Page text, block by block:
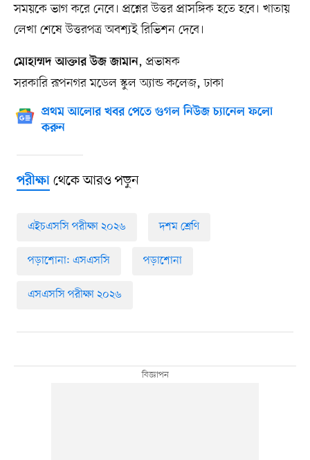
সময়কে ভাগ করে নেবে। প্রশ্নের উত্তর প্রাসঙ্গিক হতে হবে। খাতায়
লেখা শেষে উত্তরপত্র অবশ্যই রিভিশন দেবে।
মোহাম্মদ আক্তার উজ জামান, প্রভাষক
সরকারি রূপনগর মডেল স্কুল অ্যান্ড কলেজ, ঢাকা
প্রথম আলোর খবর পেতে গুগল নিউজ চ্যানেল ফলো
করুন
পরীক্ষাথেকে আরও পড়ুন
এইচএসসি পরীক্ষা ২০২৬ দশম শ্রেণি
পড়াশোনা: এসএসসি পড়াশোনা
এসএসসি পরীক্ষা ২০২৬